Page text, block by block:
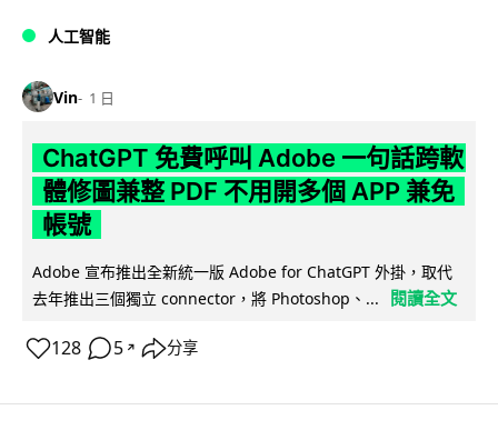
人工智能
Vin 1 日
ChatGPT 免費呼叫 Adobe 一句話跨軟
體修圖兼整 PDF 不用開多個 APP 兼免
帳號
Adobe 宣布推出全新統一版 Adobe for ChatGPT 外掛，取代
去年推出三個獨立 connector，將 Photoshop、...
閱讀全文
128 5 ↗ 分享